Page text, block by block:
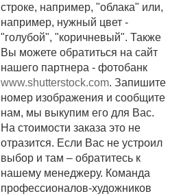
строке, например, "облака" или,
например, нужный цвет -
"голубой", "коричневый". Также
Вы можете обратиться на сайт
нашего партнера - фотобанк
www.shutterstock.com. Запишите
номер изображения и сообщите
нам, мы выкупим его для Вас.
На стоимости заказа это не
отразится. Если Вас не устроил
выбор и там – обратитесь к
нашему менеджеру. Команда
профессионалов-художников